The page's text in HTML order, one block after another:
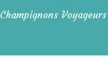
Champignons Voyageurs